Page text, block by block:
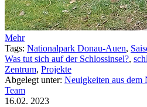
Mehr
Tags: Nationalpark Donau-Auen,
Was tut sich auf der Schlossinsel?,
Zentrum, Projekte
Abgelegt unter: Neuigkeiten aus dem
Team
16.02. 2023